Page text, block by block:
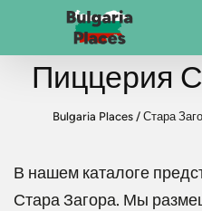
Пиццерия
Bulgaria Places / Стара
В нашем каталоге
Стара Загора. Мы